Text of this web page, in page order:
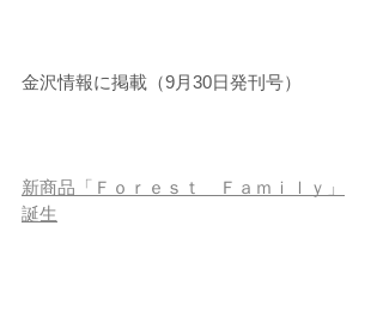
金沢情報に掲載（9月30日発刊号）
新商品「Ｆｏｒｅｓｔ　Ｆａｍｉｌｙ」
誕生